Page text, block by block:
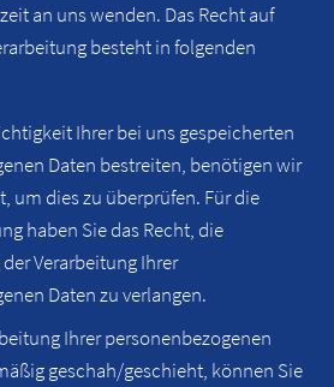
an uns wenden. Das Recht auf
besteht in folgenden
Ihrer bei uns gespeicherten
Daten bestreiten, benötigen wir
um dies zu überprüfen. Für die
haben Sie das Recht, die
Verarbeitung Ihrer
Daten zu verlangen.
Ihrer personenbezogenen
geschah/geschieht, können Sie